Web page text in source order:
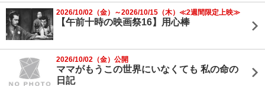
2026/10/02（金）～2026/10/15（木）≪2週間限定上映≫
【午前十時の映画祭16】用心棒
2026/10/02（金）公開
ママがもうこの世界にいなくても 私の命の
日記